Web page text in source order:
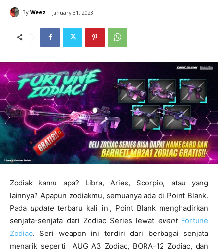
By Weez January 31, 2023
Zodiak kamu apa? Libra, Aries, Scorpio, atau yang
lainnya? Apapun zodiakmu, semuanya ada di Point Blank.
Pada updateterbaru kali ini, Point Blank menghadirkan
senjata-senjata dari Zodiac Series lewat event Fortune
Zodiac. Seri weapon ini terdiri dari berbagai senjata
menarik seperti AUG A3 Zodiac, BORA-12 Zodiac, dan